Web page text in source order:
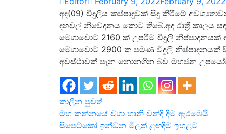
අද(09) විදුලිය කප්පාදුවක් සිදු කිරීමේ
දහවල් නිවේදනය කොට තිබේ.අද රාත්‍රී කාලය
මෙගාවොට් 2160 ක් උපරිම විදුලි
මෙගාවොට් 2900 ක පමණ විදුලි නිෂ්පාදනයක්
අවස්ථාවක් පැන නොනගින බව මහජන
කාලීන පුවත්
Post
මහ කන්නයේ වගා හානි වන්දි දීම ඇරඹෙයි
සිපෙට්කෝ ඉන්ධන මිලත් ළඟදීම ඉහළට